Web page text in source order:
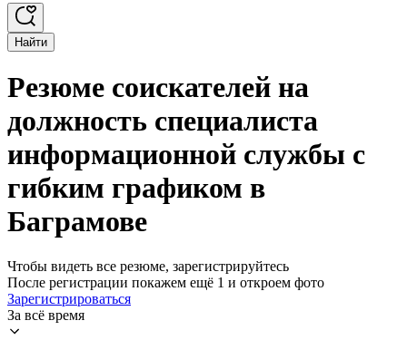
Найти
Резюме соискателей на
должность специалиста
информационной службы с
гибким графиком в
Баграмове
Чтобы видеть все резюме, зарегистрируйтесь
После регистрации покажем ещё 1 и откроем фото
Зарегистрироваться
За всё время